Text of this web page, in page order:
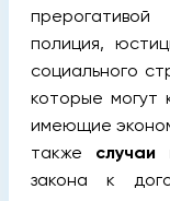
прерогативой
полиция,
социального
которые могут
имеющие
также случаи
закона к